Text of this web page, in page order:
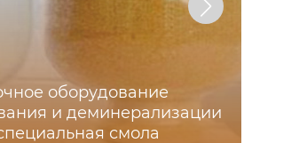
оборудование
и деминерализации
смола